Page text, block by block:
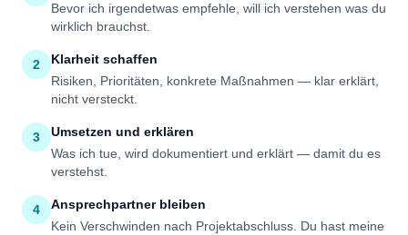
Bevor ich irgendetwas empfehle, will ich verstehen was du
wirklich brauchst.
2
Klarheit schaffen
Risiken, Prioritäten, konkrete Maßnahmen — klar erklärt,
nicht versteckt.
3
Umsetzen und erklären
Was ich tue, wird dokumentiert und erklärt — damit du es
verstehst.
4
Ansprechpartner bleiben
Kein Verschwinden nach Projektabschluss. Du hast meine